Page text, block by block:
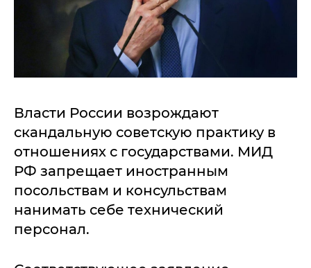
Власти России возрождают
скандальную советскую практику в
отношениях с государствами. МИД
РФ запрещает иностранным
посольствам и консульствам
нанимать себе технический
персонал.